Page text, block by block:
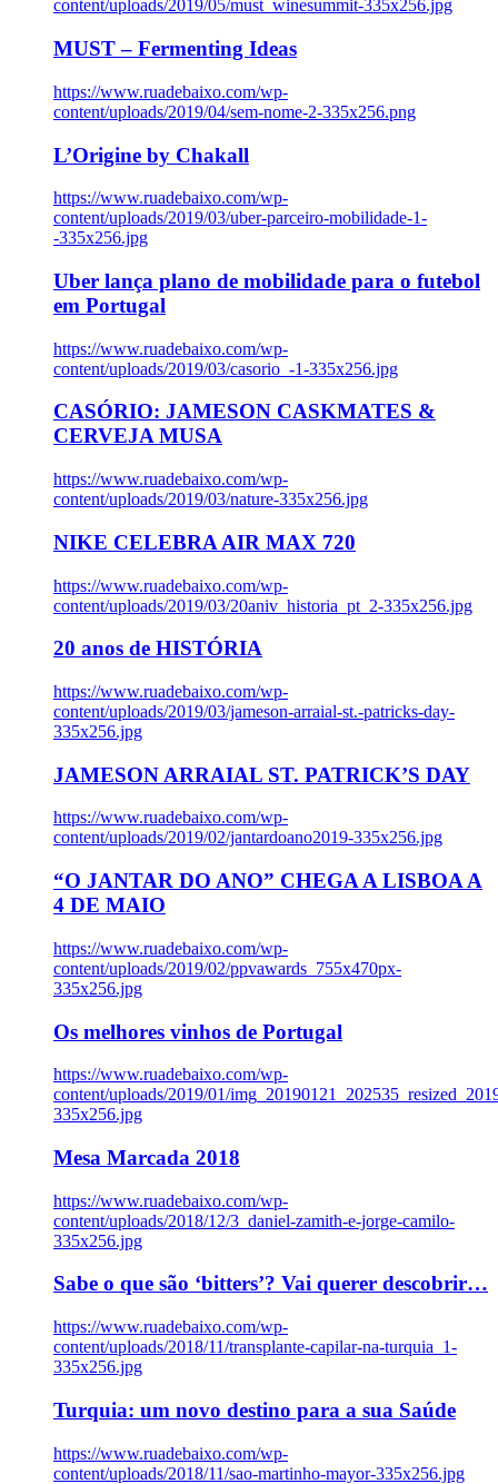
content/uploads/2019/05/must_winesummit-335x256.jpg
MUST – Fermenting Ideas
https://www.ruadebaixo.com/wp-
content/uploads/2019/04/sem-nome-2-335x256.png
L’Origine by Chakall
https://www.ruadebaixo.com/wp-
content/uploads/2019/03/uber-parceiro-mobilidade-1-
-335x256.jpg
Uber lança plano de mobilidade para o futebol
em Portugal
https://www.ruadebaixo.com/wp-
content/uploads/2019/03/casorio_-1-335x256.jpg
CASÓRIO: JAMESON CASKMATES &
CERVEJA MUSA
https://www.ruadebaixo.com/wp-
content/uploads/2019/03/nature-335x256.jpg
NIKE CELEBRA AIR MAX 720
https://www.ruadebaixo.com/wp-
content/uploads/2019/03/20aniv_historia_pt_2-335x256.jpg
20 anos de HISTÓRIA
https://www.ruadebaixo.com/wp-
content/uploads/2019/03/jameson-arraial-st.-patricks-day-
335x256.jpg
JAMESON ARRAIAL ST. PATRICK’S DAY
https://www.ruadebaixo.com/wp-
content/uploads/2019/02/jantardoano2019-335x256.jpg
“O JANTAR DO ANO” CHEGA A LISBOA A
4 DE MAIO
https://www.ruadebaixo.com/wp-
content/uploads/2019/02/ppvawards_755x470px-
335x256.jpg
Os melhores vinhos de Portugal
https://www.ruadebaixo.com/wp-
content/uploads/2019/01/
335x256.jpg
Mesa Marcada 2018
https://www.ruadebaixo.com/wp-
content/uploads/2018/12/3_daniel-zamith-e-jorge-camilo-
335x256.jpg
Sabe o que são ‘bitters’? Vai querer descobrir…
https://www.ruadebaixo.com/wp-
content/uploads/2018/11/transplante-capilar-na-turquia_1-
335x256.jpg
Turquia: um novo destino para a sua Saúde
https://www.ruadebaixo.com/wp-
content/uploads/2018/11/sao-martinho-mayor-335x256.jpg